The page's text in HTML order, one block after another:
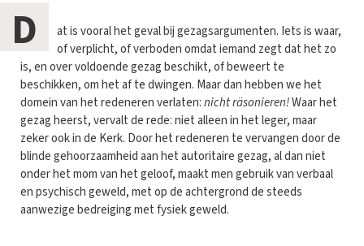
D
at is vooral het geval bij gezagsargumenten. Iets is waar,
of verplicht, of verboden omdat iemand zegt dat het zo
is, en over voldoende gezag beschikt, of beweert te
beschikken, om het af te dwingen. Maar dan hebben we het
domein van het redeneren verlaten:nicht räsonieren!Waar het
gezag heerst, vervalt de rede: niet alleen in het leger, maar
zeker ook in de Kerk. Door het redeneren te vervangen door de
blinde gehoorzaamheid aan het autoritaire gezag, al dan niet
onder het mom van het geloof, maakt men gebruik van verbaal
en psychisch geweld, met op de achtergrond de steeds
aanwezige bedreiging met fysiek geweld.